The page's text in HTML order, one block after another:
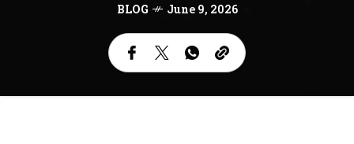
BLOG June 9, 2026